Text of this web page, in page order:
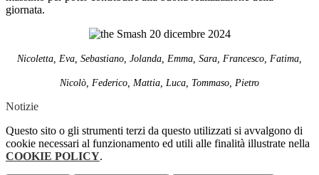
giornata.
Nicoletta, Eva, Sebastiano, Jolanda, Emma, Sara, Francesco, Fatima,
Nicolò, Federico, Mattia, Luca, Tommaso, Pietro
Notizie
Questo sito o gli strumenti terzi da questo utilizzati si avvalgono di
cookie necessari al funzionamento ed utili alle finalità illustrate nella
COOKIE POLICY.